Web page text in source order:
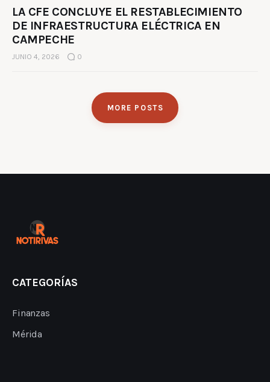
LA CFE CONCLUYE EL RESTABLECIMIENTO
DE INFRAESTRUCTURA ELÉCTRICA EN
CAMPECHE
JUNIO 4, 2026 0
MORE POSTS
CATEGORÍAS
Finanzas
Mérida